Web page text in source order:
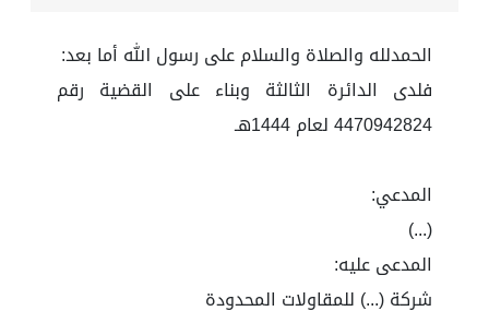
الحمدلله والصلاة والسلام على رسول الله أما بعد:
فلدى الدائرة الثالثة وبناء على القضية رقم
4470942824 لعام 1444هـ
المدعي:
(...)
المدعى عليه:
شركة (...) للمقاولات المحدودة